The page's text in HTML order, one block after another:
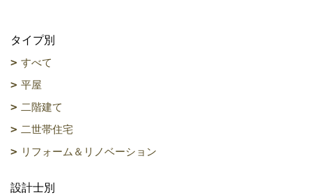
タイプ別
すべて
平屋
二階建て
二世帯住宅
リフォーム＆リノベーション
設計士別